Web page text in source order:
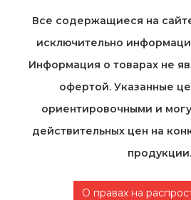
Все содержащиеся на
исключительно
Информация о товарах не
офертой. Указанные
ориентировочными и
действительных цен на
продукции.
О правах на